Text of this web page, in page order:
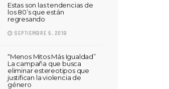
Estas son las tendencias de
los 80’s que están
regresando
SEPTIEMBRE 6, 2018
“Menos Mitos Más Igualdad”
La campaña que busca
eliminar estereotipos que
justifican la violencia de
género